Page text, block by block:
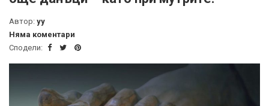
Автор: yy
Няма коментари
Сподели: